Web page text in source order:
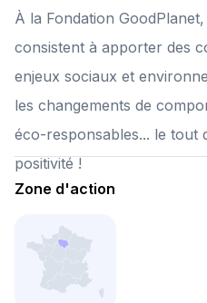
À la Fondation
consistent à apporter des
enjeux sociaux et
les changements de
éco-responsables... le tout
positivité !
Zone d'action